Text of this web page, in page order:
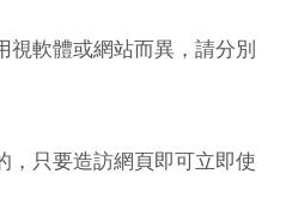
軟體或網站而異，請分別
，只要造訪網頁即可立即使